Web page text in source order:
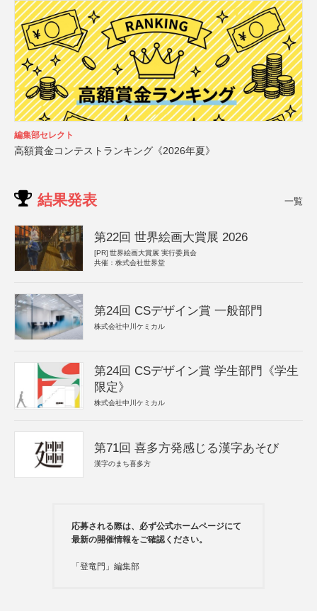
編集部セレクト
高額賞金コンテストランキング《2026年夏》
結果発表 一覧
第22回 世界絵画大賞展 2026
[PR] 世界絵画大賞展 実行委員会
共催：株式会社世界堂
第24回 CSデザイン賞 一般部門
株式会社中川ケミカル
第24回 CSデザイン賞 学生部門《学生
限定》
株式会社中川ケミカル
第71回 喜多方発感じる漢字あそび
漢字のまち喜多方
応募される際は、必ず公式ホームページにて
最新の開催情報をご確認ください。
「登竜門」編集部